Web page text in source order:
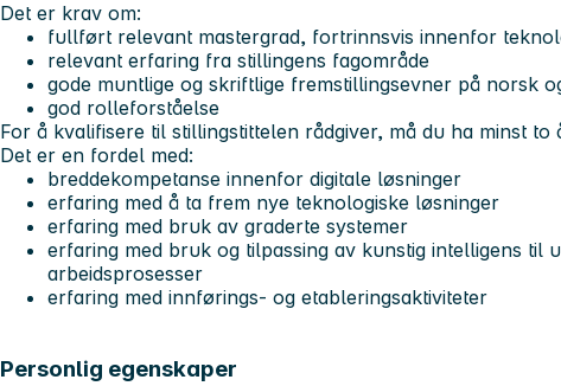
Det er krav om:
fullført relevant mastergrad, fortrinnsvis innenfor
relevant erfaring fra stillingens fagområde
gode muntlige og skriftlige fremstillingsevner på norsk
god rolleforståelse
For å kvalifisere til stillingstittelen rådgiver, må du ha minst
Det er en fordel med:
breddekompetanse innenfor digitale løsninger
erfaring med å ta frem nye teknologiske løsninger
erfaring med bruk av graderte systemer
erfaring med bruk og tilpassing av kunstig intelligens til
arbeidsprosesser
erfaring med innførings- og etableringsaktiviteter
Personlig egenskaper